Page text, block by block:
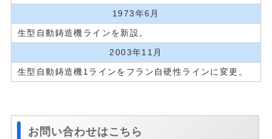
1973年6月
生型自動鋳造機ラインを新設。
2003年11月
生型自動鋳造機1ラインをフラン自硬性ラインに変更。
お問い合わせはこちら